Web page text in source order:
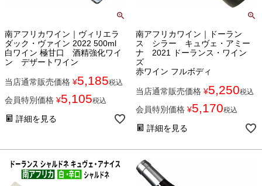
南アフリカワイン｜ヴィリエラ
ダック・ヴァイン 2022 500ml
白ワイン 極甘口 酒精強化ワイ
ン デザートワイン
当店通常販売価格 ¥5,185税込
会員特別価格 ¥5,105税込
詳細を見る
南アフリカワイン｜ドーラン
ス シラー キュヴェ・アミー
ナ 2021 ドーランス・ワイン
ズ
赤ワイン フルボディ
当店通常販売価格 ¥5,250税込
会員特別価格 ¥5,170税込
詳細を見る